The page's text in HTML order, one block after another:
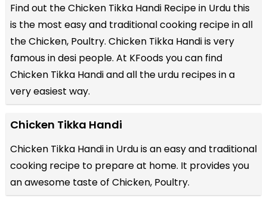
Find out theChicken Tikka Handi Recipe in Urdu this
is the most easy and traditional cooking recipe in all
theChicken, Poultry. Chicken Tikka Handi is very
famous in desi people. At KFoods you can find
Chicken Tikka Handi and all theurdu recipesin a
very easiest way.
Chicken Tikka Handi
Chicken Tikka Handi in Urdu is an easy and traditional
cooking recipe to prepare at home. It provides you
an awesome taste of Chicken, Poultry.